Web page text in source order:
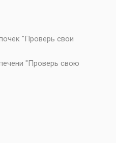
"Проверь свои
"Проверь свою